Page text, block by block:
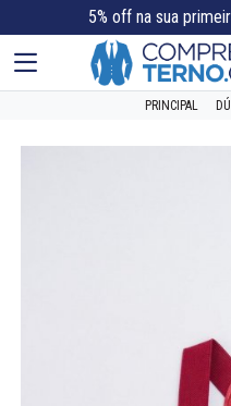
PRINCIPAL
5% off na sua